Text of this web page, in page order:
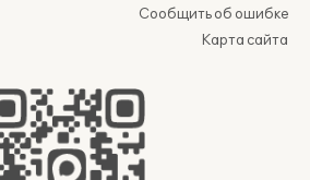
Сообщить об ошибке
Карта сайта